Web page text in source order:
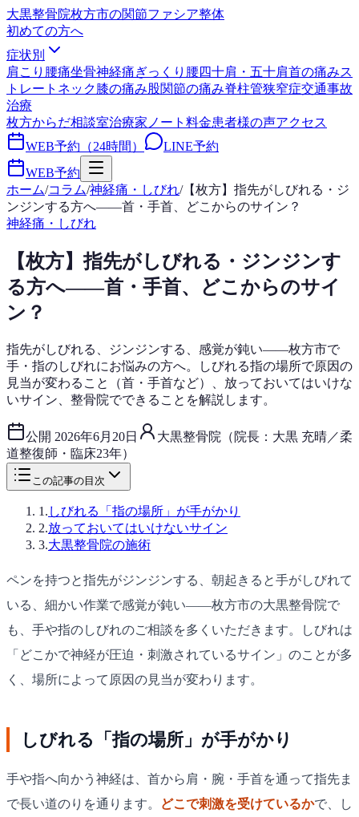
大黒整骨院枚方市の関節ファシア整体
初めての方へ
症状別
肩こり 腰痛坐骨神経痛ぎっくり腰四十肩・五十肩首の痛みス
トレートネック膝の痛み股関節の痛み脊柱管狭窄症交通事故
治療
枚方からだ相談室治療家ノート 料金患者様の声アクセス
WEB予約（24時間）
LINE予約
WEB予約
ホーム/コラム/神経痛・しびれ/【枚方】指先がしびれる・ジ
ンジンする方へ——首・手首、どこからのサイン？
神経痛・しびれ
【枚方】指先がしびれる・ジンジンす
る方へ——首・手首、どこからのサイ
ン？
指先がしびれる、ジンジンする、感覚が鈍い——枚方市で
手・指のしびれにお悩みの方へ。しびれる指の場所で原因の
見当が変わること（首・手首など）、放っておいてはいけな
いサイン、整骨院でできることを解説します。
公開 2026年6月20日
大黒整骨院（院長：大黒 充晴／柔
道整復師・臨床23年）
この記事の目次
1 . しびれる「指の場所」が手がかり
2.放っておいてはいけないサイン
3.大黒整骨院の施術
ペンを持つと指先がジンジンする、朝起きると手がしびれて
いる、細かい作業で感覚が鈍い——枚方市の大黒整骨院で
も、手や指のしびれのご相談を多くいただきます。しびれは
「どこかで神経が圧迫・刺激されているサイン」のことが多
く、場所によって原因の見当が変わります。
しびれる「指の場所」が手がかり
手や指へ向かう神経は、首から肩・腕・手首を通って指先ま
で長い道のりを通ります。
どこで刺激を受けているかで、し